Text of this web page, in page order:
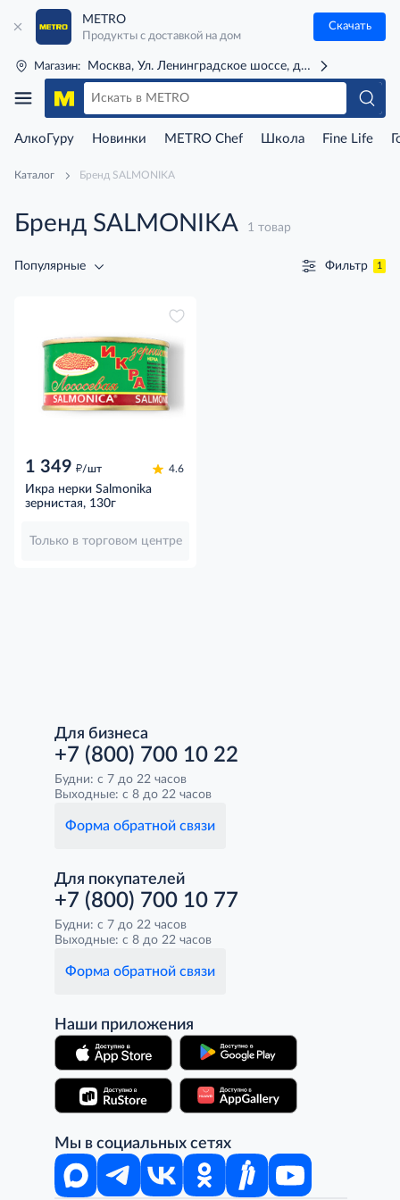
METRO
Продукты с доставкой на дом
Скачать
Магазин: Москва, Ул. Ленинградское шоссе, д. 71Г (м. Речной
АлкоГуру Новинки METRO Chef Школа Fine Life
Каталог Бренд SALMONIKA
Бренд SALMONIKA 1 товар
Популярные Фильтр 1
1 349 д/шт 4.6
Икра нерки Salmonika
зернистая, 130г
Только в торговом центре
Для бизнеса
+7 (800) 700 10 22
Будни: с 7 до 22 часов
Выходные: с 8 до 22 часов
Форма обратной связи
Для покупателей
+7 (800) 700 10 77
Будни: с 7 до 22 часов
Выходные: с 8 до 22 часов
Форма обратной связи
Наши приложения
Мы в социальных сетях